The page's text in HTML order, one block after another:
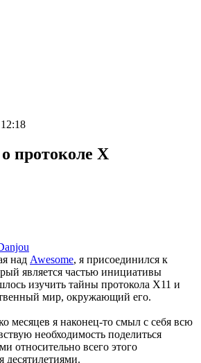
протоколе X
над Awesome, я присоединился к
является частью инициативы
изучить тайны протокола X11 и
мир, окружающий его.
месяцев я наконец-то смыл с себя всю
необходимость поделиться
относительно всего этого
десятилетиями.